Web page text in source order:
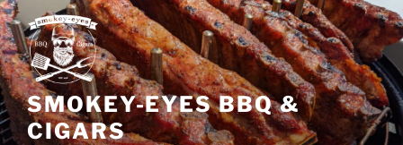
Zum
Inhalt
springen
SMOKEY-EYES BBQ &
CIGARS